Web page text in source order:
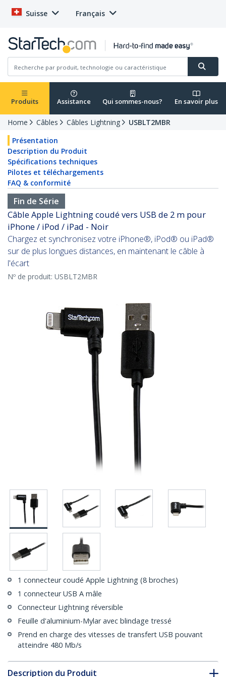
Suisse Français
Produits Assistance Qui sommes-nous? En savoir plus
Home Câbles Câbles Lightning
USBLT2MBR
Présentation
Description du Produit
Spécifications techniques
Pilotes et téléchargements
FAQ & conformité
Fin de Série
Câble Apple Lightning coudé vers USB de 2 m pour
iPhone / iPod / iPad - Noir
Chargez et synchronisez votre iPhone®, iPod® ou iPad®
sur de plus longues distances, en maintenant le câble à
l'écart
Nº de produit: USBLT2MBR
1 connecteur coudé Apple Lightning (8 broches)
1 connecteur USB A mâle
Connecteur Lightning réversible
Feuille d'aluminium-Mylar avec blindage tressé
Prend en charge des vitesses de transfert USB pouvant
atteindre 480 Mb/s
Description du Produit